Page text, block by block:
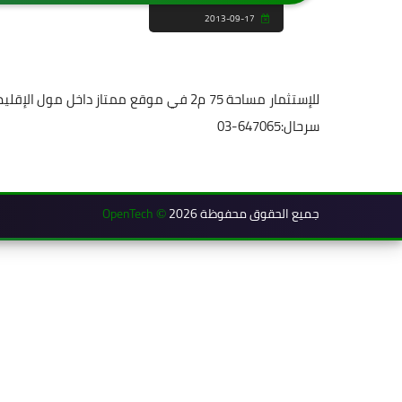
للإستثمار مساحة 75 م2 في موقع ممتاز
سرحال:647065-03
جميع الحقوق محفوظة 2026
©
OpenTech